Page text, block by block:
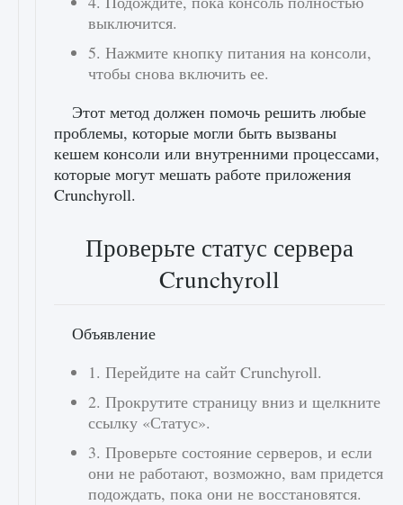
выключится.
5. Нажмите кнопку питания на консоли,
чтобы снова включить ее.
Этот метод должен помочь решить любые
проблемы, которые могли быть вызваны
кешем консоли или внутренними процессами,
которые могут мешать работе приложения
Crunchyroll.
Проверьте статус сервера
Crunchyroll
Объявление
1. Перейдите на сайт Crunchyroll.
2. Прокрутите страницу вниз и щелкните
ссылку «Статус».
3. Проверьте состояние серверов, и если
они не работают, возможно, вам придется
подождать, пока они не восстановятся.